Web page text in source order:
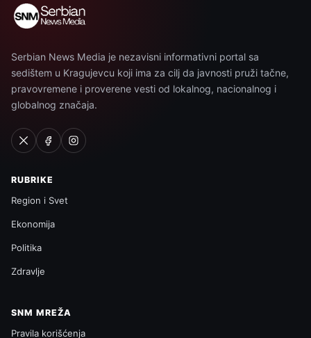
Serbian News Media je nezavisni informativni portal sa
sedištem u Kragujevcu koji ima za cilj da javnosti pruži tačne,
pravovremene i proverene vesti od lokalnog, nacionalnog i
globalnog značaja.
RUBRIKE
Region i Svet
Ekonomija
Politika
Zdravlje
SNM MREŽA
Pravila korišćenja